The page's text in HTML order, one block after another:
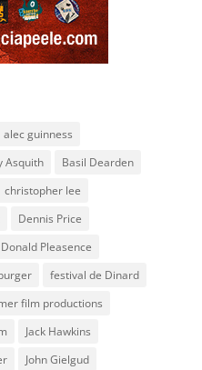
alec guinness
Asquith
Basil Dearden
christopher lee
Dennis Price
Donald Pleasence
festival de Dinard
film productions
Jack Hawkins
John Gielgud